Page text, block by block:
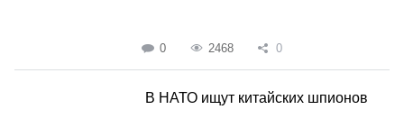
0 2468 0
В НАТО ищут китайских шпионов